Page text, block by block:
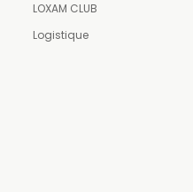
LOXAM CLUB
Logistique